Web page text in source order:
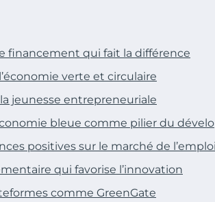
financement qui fait la différence
verte et circulaire
jeunesse entrepreneuriale
bleue comme pilier du
positives sur le marché de l’emploi
qui favorise l’innovation
comme GreenGate